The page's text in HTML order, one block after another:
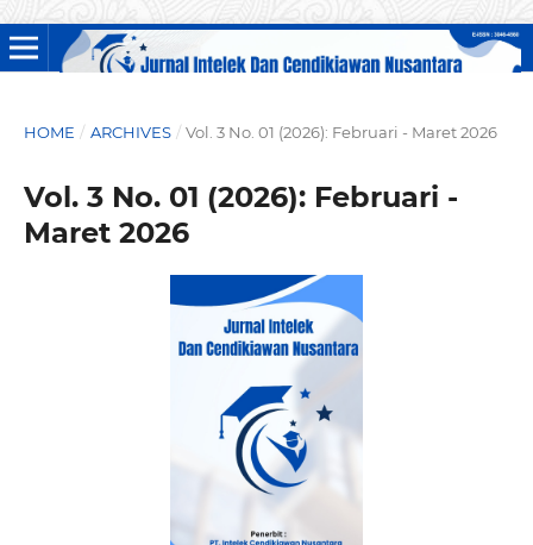
HOME / ARCHIVES / Vol. 3 No. 01 (2026): Februari - Maret 2026
Vol. 3 No. 01 (2026): Februari -
Maret 2026